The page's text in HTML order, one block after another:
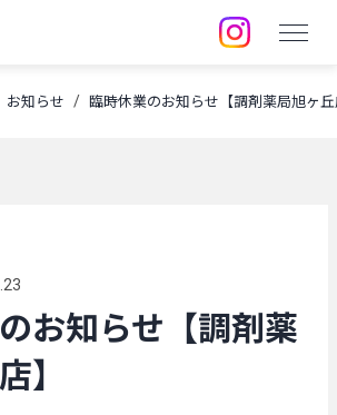
お知らせ 臨時休業のお知らせ【調剤薬局旭ヶ
お知らせ【調剤薬
】